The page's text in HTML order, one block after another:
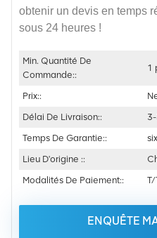
obtenir un devis en temps
sous 24 heures !
Min. Quantité De
Commande::
1
Prix::
Délai De Livraison::
Temps De Garantie::
Lieu D'origine ::
Modalités De Paiement::
T/
ENQUÊTE